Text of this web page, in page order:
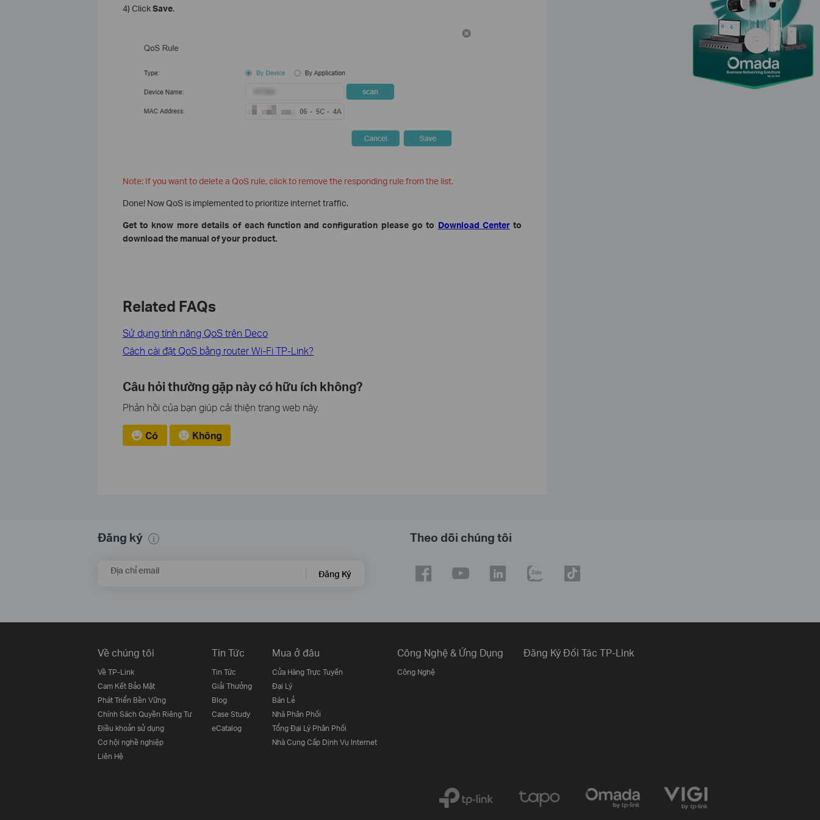
4) ClickSave.
Note: If you want to delete a QoS rule, click to remove the responding rule from the list.
Done! Now QoS is implemented to prioritize internet traffic.
Get to know more details of each function and configuration please go to Download Centerto
download the manual of your product.
Related FAQs
Sử dụng tính năng QoS trên Deco
Cách cài đặt QoS bằng router Wi-Fi TP-Link?
Câu hỏi thường gặp này có hữu ích không?
Phản hồi của bạn giúp cải thiện trang web này.
Có Không
Đăng ký
Địa chỉ email Đăng Ký
Theo dõi chúng tôi
Về chúng tôi
Về TP-Link
Cam Kết Bảo Mật
Phát Triển Bền Vững
Chính Sách Quyền Riêng Tư
Điều khoản sử dụng
Cơ hội nghề nghiệp
Liên Hệ
Tin Tức
Tin Tức
Giải Thưởng
Blog
Case Study
eCatalog
Mua ở đâu
Cửa Hàng Trực Tuyến
Đại Lý
Bán Lẻ
Nhà Phân Phối
Tổng Đại Lý Phân Phối
Nhà Cung Cấp Dịnh Vụ Internet
Công Nghệ & Ứng Dụng
Công Nghệ
Đăng Ký Đối Tác TP-Link